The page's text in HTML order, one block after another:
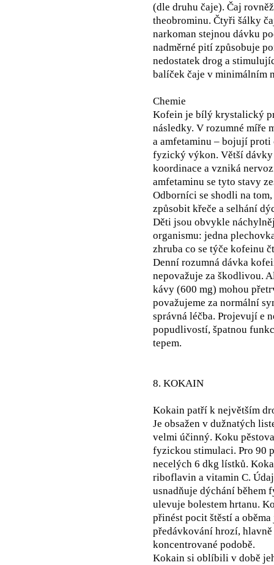
(dle druhu čaje). Čaj
theobrominu. Čtyři šálky
narkoman stejnou dávku
nadměrné pití způsobuje
nedostatek drog a
balíček čaje v minimálním
Chemie
Kofein je bílý krystalický
následky. V rozumné míře
a amfetaminu – bojují
fyzický výkon. Větší
koordinace a vzniká
amfetaminu se tyto stavy
Odborníci se shodli na
způsobit křeče a selhání
Děti jsou obvykle
organismu: jedna
zhruba co se týče kofeinu
Denní rozumná dávka
nepovažuje za škodlivou.
kávy (600 mg) mohou
považujeme za normální
správná léčba. Projevují e
popudlivostí, špatnou
tepem.
8. KOKAIN
Kokain patří k největším
Je obsažen v dužnatých
velmi účinný. Koku
fyzickou stimulaci. Pro 90
necelých 6 dkg lístků.
riboflavin a vitamin C.
usnadňuje dýchání během
ulevuje bolestem hrtanu.
přinést pocit štěstí a
předávkování hrozí,
koncentrované podobě.
Kokain si oblíbili v době